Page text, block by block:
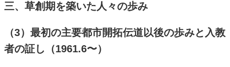
三、草創期を築いた人々の歩み
（3）最初の主要都市開拓伝道以後の歩みと入教
者の証し（1961.6〜）